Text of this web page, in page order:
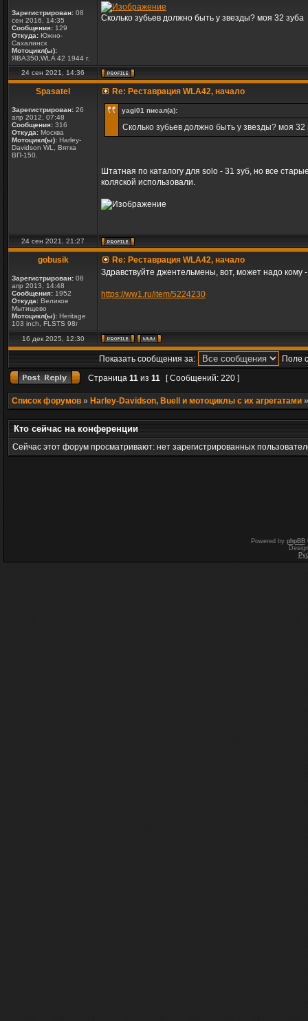
Зарегистрирован: 08
сен 2016, 14:35
Сообщения: 129
Откуда: Южно-
Сахалинск
Мотоцикл(ы):
ЯВА350,WLA 42 1944 г.
Сколько зубьев должно быть у звезды? моя 32 зуба
24 сен 2021, 14:36
Spasatel
Зарегистрирован: 26
апр 2012, 07:48
Сообщения: 316
Откуда: Москва
Мотоцикл(ы): Harley-
Davidson WL, Вятка
ВП-150.
Re: Реставрация WLA42, начало
yagi01 писал(а):
Сколько зубьев должно быть у звезды? моя 32
Штатная по каталогу для solo - 31 зуб, но все
коляской использовали.
24 сен 2021, 21:27
gobusik
Зарегистрирован: 08
апр 2013, 14:48
Сообщения: 1952
Откуда: Великое
Мытищево
Мотоцикл(ы): Heritage
103 inch, FLSTS 98г
Re: Реставрация WLA42, начало
Здравствуйте джентельмены, вот, может надо
https://ww1.ru/item/5224230
16 дек 2025, 12:30
Показать сообщения за:
Поле
Страница 11 из 11 [ Сообщений: 220 ]
Список форумов » Harley-Davidson, Buell и мотоциклы с их агрегатами
Кто сейчас на конференции
Сейчас этот форум просматривают: нет зарегистрированных
Powered by phpBB